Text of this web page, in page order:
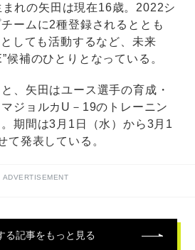
れの矢田は現在16歳。2022シ
ームに2種登録されるととも
しても活動するなど、未来
候補のひとりとなっている。
、矢田はユース選手の育成・
ジョルカU－19のトレーニン
期間は3月1日（水）から3月1
て発表している。
ADVERTISEMENT
る記事をもっと見る